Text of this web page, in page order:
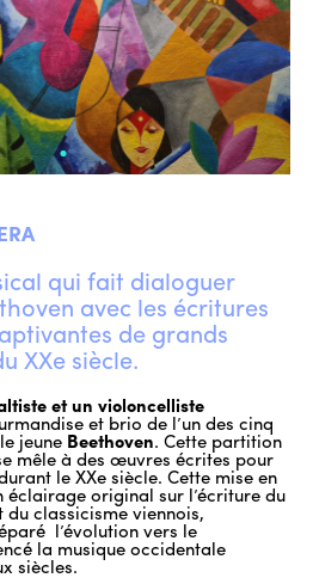
qui fait dialoguer
avec les écritures
de grands
XXe siècle.
et un violoncelliste
et brio de l’un des cinq
jeune Beethoven. Cette partition
mêle à des œuvres écrites pour
le XXe siècle. Cette mise en
éclairage original sur l’écriture du
classicisme viennois,
l’évolution vers le
la musique occidentale
siècles.